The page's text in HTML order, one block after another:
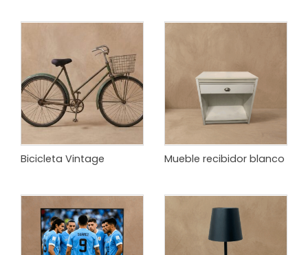
Bicicleta Vintage Mueble recibidor blanco